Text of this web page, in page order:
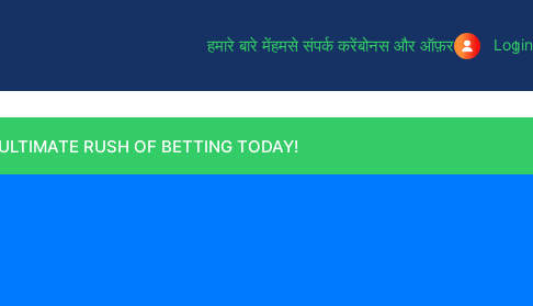
हमारे बारे मेंहमसे संपर्क करेंबोनस और ऑफ़र Login
RUSH OF BETTING TODAY!